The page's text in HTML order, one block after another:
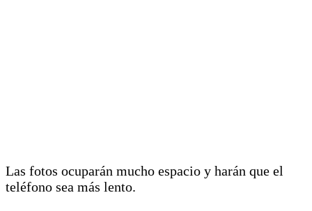
Las fotos ocuparán mucho espacio y harán que el
teléfono sea más lento.